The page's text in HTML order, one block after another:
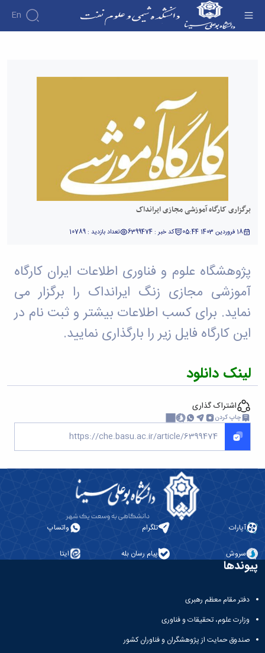
En
شیمی و علوم نفت
برگزاری کارگاه آموزشی مجازی ایرانداک
18 فروردین 1403 05:44 کد خبر : 6399474 تعداد بازدید : 10789
پژوهشگاه علوم و فناوری اطلاعات ایران کارگاه
آموزشی مجازی زنگ ایرانداک را برگزار می
نماید. برای کسب اطلاعات بیشتر و ثبت نام در
این کارگاه فایل زیر را بارگذاری نمایید.
لینک دانلود
اشتراک گذاری
چاپ کردن
آپارات تلگرام واتساپ
سروش پیام رسان بله ایتا
پیوندها
دفتر مقام معظم رهبری
وزارت علوم، تحقیقات و فناوری
صندوق حمایت از پژوهشگران و فناوران کشور